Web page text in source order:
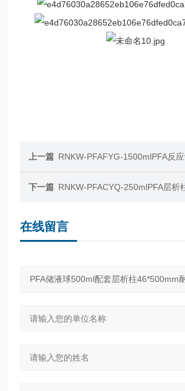
上一篇 RNKW-PFAFYG-1500mlPFA反应罐特氟龙收集罐
下一篇 RNKW-PFACYQ-250mlPFA层析柱套装储液球双联
在线留言